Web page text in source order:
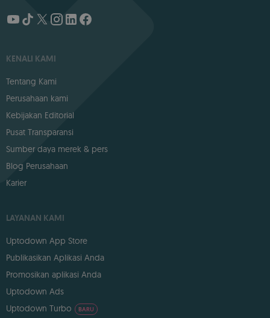
KENALI KAMI
Tentang Kami
Perusahaan kami
Kebijakan Editorial
Pusat Transparansi
Sumber daya merek & pers
Blog Perusahaan
Karier
LAYANAN KAMI
Uptodown App Store
Publikasikan Aplikasi Anda
Promosikan aplikasi Anda
Uptodown Ads
Uptodown Turbo
BARU